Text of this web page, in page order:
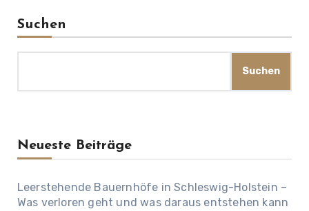
Suchen
Suchen
Neueste Beiträge
Leerstehende Bauernhöfe in Schleswig-Holstein –
Was verloren geht und was daraus entstehen kann